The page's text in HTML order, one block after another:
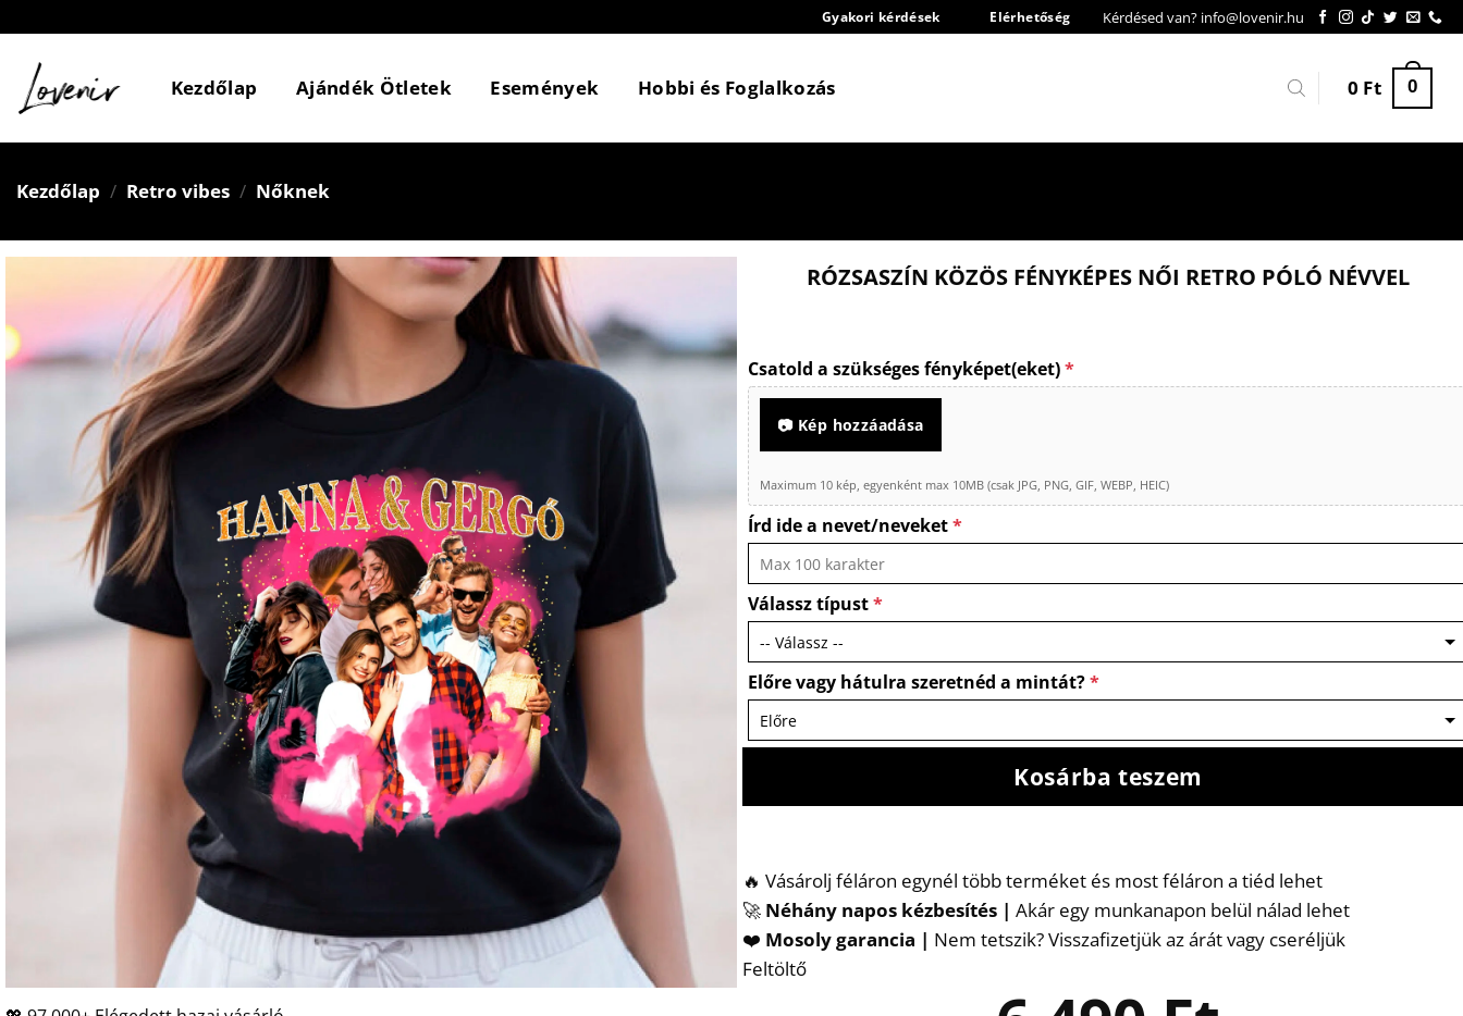
content
Gyakori kérdések Elérhetőség Kérdésed van? info@lovenir.hu
Kezdőlap Ajándék Ötletek Események Hobbi és Foglalkozás 0 Ft 0
Kezdőlap / Retro vibes / Nőknek
RÓZSASZÍN KÖZÖS FÉNYKÉPES NŐI RETRO PÓLÓ NÉVVEL
Csatold a szükséges fényképet(eket)*
📷 Kép hozzáadása
Maximum 10 kép, egyenként max 10MB (csak JPG, PNG, GIF, WEBP, HEIC)
Írd ide a nevet/neveket*
Válassz típust*
Előre vagy hátulra szeretnéd a mintát?*
Kosárba teszem
🔥 Vásárolj féláron egynél több terméket és most féláron a tiéd lehet
🚀 Néhány napos kézbesítés | Akár egy munkanapon belül nálad lehet
❤️ Mosoly garancia | Nem tetszik? Visszafizetjük az árát vagy cseréljük
Feltöltő